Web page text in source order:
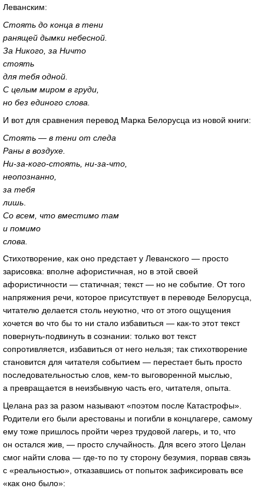
Леванским:
Стоять до конца в тени
ранящей дымки небесной.
За Никого, за Ничто
стоять
для тебя одной.
С целым миром в груди,
но без единого слова.
И вот для сравнения перевод Марка Белорусца из новой книги:
Стоять — в тени от следа
Раны в воздухе.
Ни-за-кого-стоять ни-за-что
неопознанно,
за тебя
лишь
Со всем, что вместимо там
и помимо
слова.
Стихотворение, как оно предстает у Леванского — просто
зарисовка: вполне афористичная, но в этой своей
афористичности — статичная; текст — но не событие. От того
напряжения речи, которое присутствует в переводе Белорусца,
читателю делается столь неуютно, что от этого ощущения
хочется во что бы то ни стало избавиться — как-то этот текст
повернуть-подвинуть в сознании: только вот текст
сопротивляется, избавиться от него нельзя; так стихотворение
становится для читателя событием — перестает быть просто
последовательностью слов, кем-то выговоренной мыслью,
а превращается в неизбывную часть его, читателя, опыта.
Целана раз за разом называют «поэтом после Катастрофы».
Родители его были арестованы и погибли в концлагере, самому
ему тоже пришлось пройти через трудовой лагерь, и то, что
он остался жив, — просто случайность. Для всего этого Целан
смог найти слова — где-то по ту сторону безумия, порвав связь
с «реальностью», отказавшись от попыток зафиксировать все
«как оно было»: